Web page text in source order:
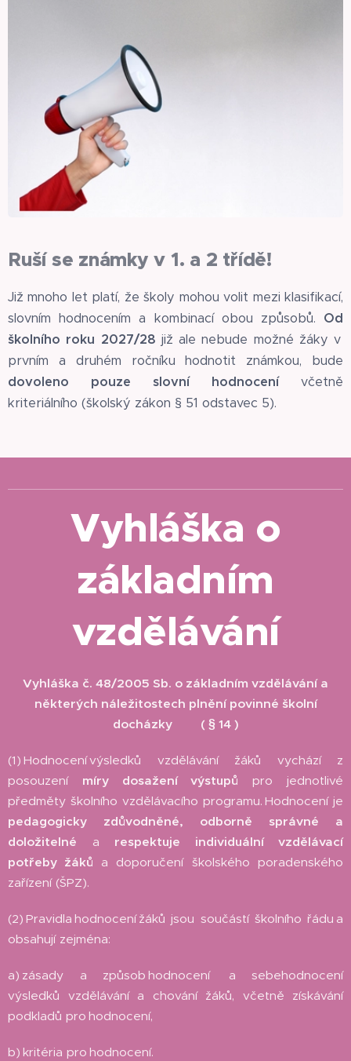
Ruší se známky v 1. a 2 třídě!
Již mnoho let platí, že školy mohou volit mezi klasifikací,
slovním hodnocením a kombinací obou způsobů. Od
školního roku 2027/28 již ale nebude možné žáky v
prvním a druhém ročníku hodnotit známkou, bude
dovoleno pouze slovní hodnocení včetně
kriteriálního (školský zákon § 51 odstavec 5).
Vyhláška o
základním
vzdělávání
Vyhláška č. 48/2005 Sb. o základním vzdělávání a
některých náležitostech plnění povinné školní
docházky ( § 14 )
(1) Hodnocení výsledků vzdělávání žáků vychází z
posouzení míry dosažení výstupů pro jednotlivé
předměty školního vzdělávacího programu. Hodnocení je
pedagogicky zdůvodněné, odborně správné a
doložitelné a respektuje individuální vzdělávací
potřeby žáků a doporučení školského poradenského
zařízení (ŠPZ).
(2) Pravidla hodnocení žáků jsou součástí školního řádu a
obsahují zejména:
a) zásady a způsob hodnocení a sebehodnocení
výsledků vzdělávání a chování žáků, včetně získávání
podkladů pro hodnocení,
b) kritéria pro hodnocení.